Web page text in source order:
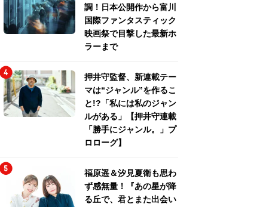
調！日本公開作から富川
国際ファンタスティック
映画祭で目撃した最新ホ
ラーまで
押井守監督、新連載テー
マは“ジャンル”を作るこ
と!?「私には私のジャン
ルがある」【押井守連載
「勝手にジャンル。」プ
ロローグ】
福原遥＆汐見夏衛も思わ
ず感無量！『あの星が降
る丘で、君とまた出会い